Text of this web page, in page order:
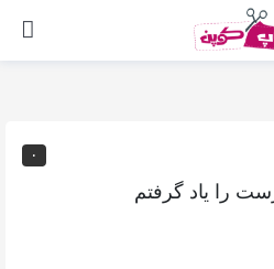
۰
را یاد گرفتم